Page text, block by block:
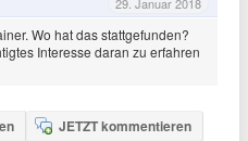
Wo hat das stattgefunden?
Interesse daran zu erfahren
JETZT kommentieren